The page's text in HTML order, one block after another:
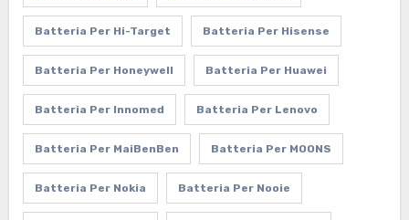
Batteria Per Hi-Target Batteria Per Hisense
Batteria Per Honeywell Batteria Per Huawei
Batteria Per Innomed Batteria Per Lenovo
Batteria Per MaiBenBen Batteria Per MOONS
Batteria Per Nokia Batteria Per Nooie